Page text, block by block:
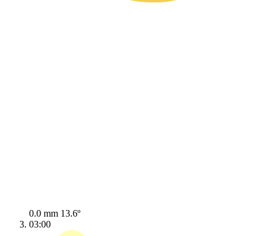
0.0 mm 13.6º
03:00